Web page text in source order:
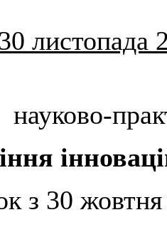
листопада
науково-
з 30